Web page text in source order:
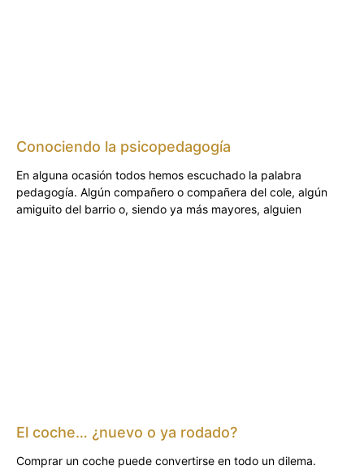
Conociendo la psicopedagogía
En alguna ocasión todos hemos escuchado la palabra
pedagogía. Algún compañero o compañera del cole, algún
amiguito del barrio o, siendo ya más mayores, alguien
El coche… ¿nuevo o ya rodado?
Comprar un coche puede convertirse en todo un dilema.